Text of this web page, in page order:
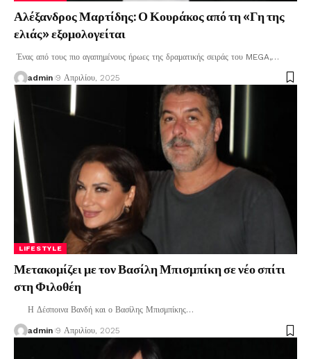
Αλέξανδρος Μαρτίδης: Ο Κουράκος από τη «Γη της
ελιάς» εξομολογείται
Ένας από τους πιο αγαπημένους ήρωες της δραματικής σειράς του MEGA,…
admin 9 Απριλίου, 2025
LIFESTYLE
Μετακομίζει με τον Βασίλη Μπισμπίκη σε νέο σπίτι
στη Φιλοθέη
Η Δέσποινα Βανδή και ο Βασίλης Μπισμπίκης…
admin 9 Απριλίου, 2025